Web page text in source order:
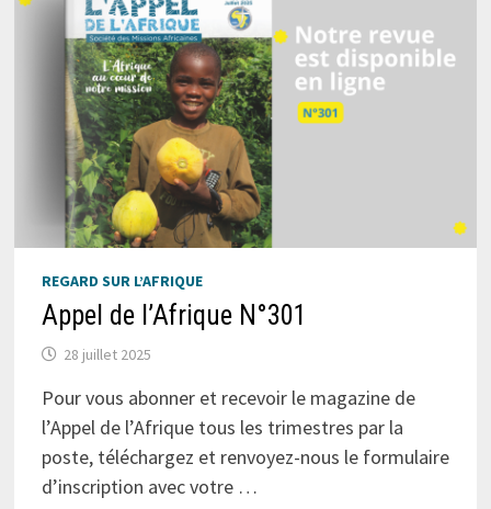
REGARD SUR L’AFRIQUE
Appel de l’Afrique N°301
28 juillet 2025
Pour vous abonner et recevoir le magazine de
l’Appel de l’Afrique tous les trimestres par la
poste, téléchargez et renvoyez-nous le formulaire
d’inscription avec votre …